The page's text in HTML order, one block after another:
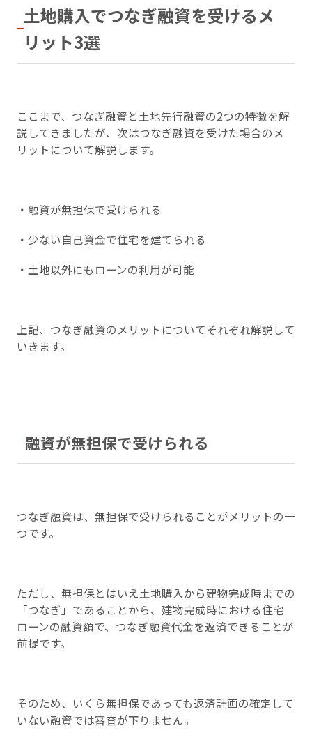
土地購入でつなぎ融資を受けるメ
リット3選
ここまで、つなぎ融資と土地先行融資の2つの特徴を解
説してきましたが、次はつなぎ融資を受けた場合のメ
リットについて解説します。
・融資が無担保で受けられる
・少ない自己資金で住宅を建てられる
・土地以外にもローンの利用が可能
上記、つなぎ融資のメリットについてそれぞれ解説して
いきます。
融資が無担保で受けられる
つなぎ融資は、無担保で受けられることがメリットの一
つです。
ただし、無担保とはいえ土地購入から建物完成時までの
「つなぎ」であることから、建物完成時における住宅
ローンの融資額で、つなぎ融資代金を返済できることが
前提です。
そのため、いくら無担保であっても返済計画の確定して
いない融資では審査が下りません。